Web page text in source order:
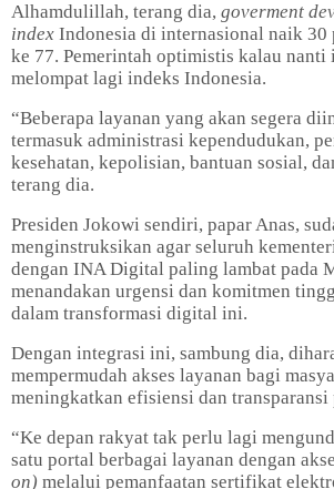
Alhamdulillah, terang dia, goverment
index Indonesia di internasional naik 30
ke 77. Pemerintah optimistis kalau
melompat lagi indeks Indonesia.
“Beberapa layanan yang akan segera
termasuk administrasi kependudukan,
kesehatan, kepolisian, bantuan sosial,
terang dia.
Presiden Jokowi sendiri, papar Anas,
menginstruksikan agar seluruh
dengan INA Digital paling lambat pada
menandakan urgensi dan komitmen
dalam transformasi digital ini.
Dengan integrasi ini, sambung dia,
mempermudah akses layanan bagi
meningkatkan efisiensi dan transparansi
“Ke depan rakyat tak perlu lagi
satu portal berbagai layanan dengan
on) melalui pemanfaatan sertifikat